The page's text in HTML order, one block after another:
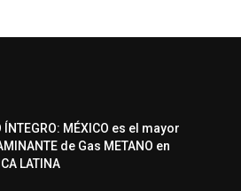
ÍNTEGRO: MÉXICO es el mayor
de Gas METANO en
LATINA